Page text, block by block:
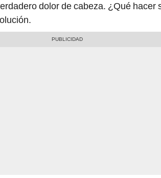
dolor de cabeza. ¿Qué hacer